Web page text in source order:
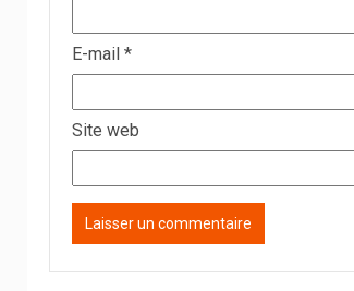
E-mail *
Site web